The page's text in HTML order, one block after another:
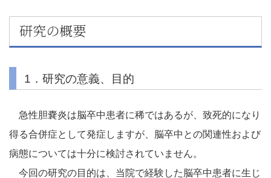
研究の概要
1．研究の意義、目的
急性胆嚢炎は脳卒中患者に稀ではあるが、致死的になり
得る合併症として発症しますが、脳卒中との関連性および
病態については十分に検討されていません。
今回の研究の目的は、当院で経験した脳卒中患者に生じ